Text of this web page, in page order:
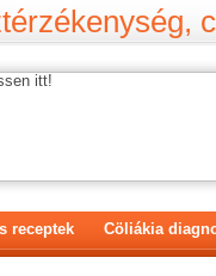
itt!
receptek Cöliákia